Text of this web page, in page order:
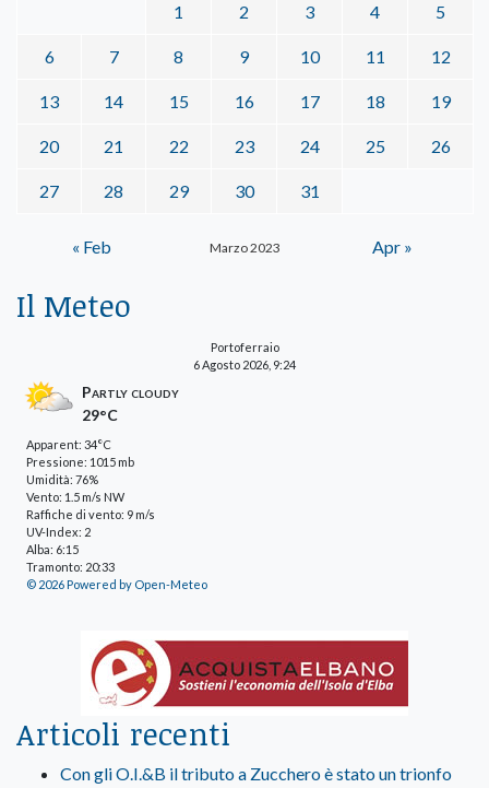
Marzo 2023
1 2 3 4 5
6 7 8 9 10 11 12
13 14 15 16 17 18 19
20 21 22 23 24 25 26
27 28 29 30 31
« Feb Apr »
Il Meteo
Portoferraio
6 Agosto 2026, 9:24
Partly cloudy
29°C
Apparent: 34°C
Pressione: 1015 mb
Umidità: 76%
Vento: 1.5 m/s NW
Raffiche di vento: 9 m/s
UV-Index: 2
Alba: 6:15
Tramonto: 20:33
© 2026 Powered by Open-Meteo
Articoli recenti
Con gli O.I.&B il tributo a Zucchero è stato un trionfo